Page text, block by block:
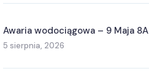
Awaria wodociągowa – 9 Maja 8A
5 sierpnia, 2026